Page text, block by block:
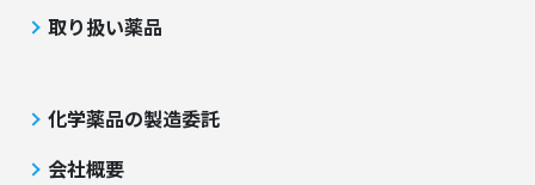
取り扱い薬品
化学薬品の製造委託
会社概要